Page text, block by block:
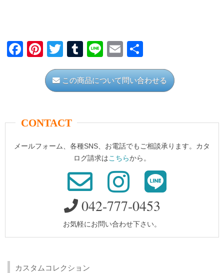
F
o
o
Pi
nt
er
e
T
wi
tt
er
T
u
m
bl
Li
n
e
E
m
ail
有
この商品について問い合わせる
CONTACT
メールフォーム、各種SNS、お電話でもご相談承ります。カタ
ログ請求はこちらから。
042-777-0453
お気軽にお問い合わせ下さい。
カスタムコレクション